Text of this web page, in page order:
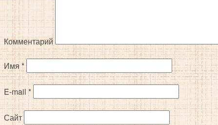
Комментарий
Имя*
E-mail*
Сайт